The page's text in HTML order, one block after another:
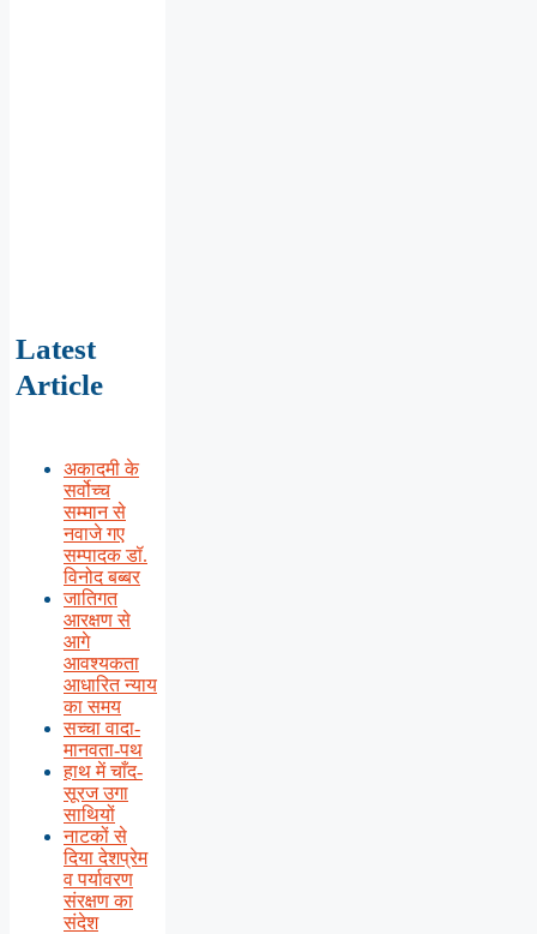
Latest
Article
अकादमी के
सर्वोच्च
सम्मान से
नवाजे गए
सम्पादक डॉ.
विनोद बब्बर
जातिगत
आरक्षण से
आगे
आवश्यकता
आधारित न्याय
का समय
सच्चा वादा-
मानवता-पथ
हाथ में चाँद-
सूरज उगा
साथियों
नाटकों से
दिया देशप्रेम
व पर्यावरण
संरक्षण का
संदेश